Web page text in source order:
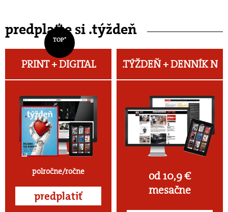
predplaťte si .týždeň
TOP*
PRINT + DIGITAL
polročne/ročne
predplatiť
.TÝŽDEŇ +DENNÍK N
od 10,9 €
mesačne